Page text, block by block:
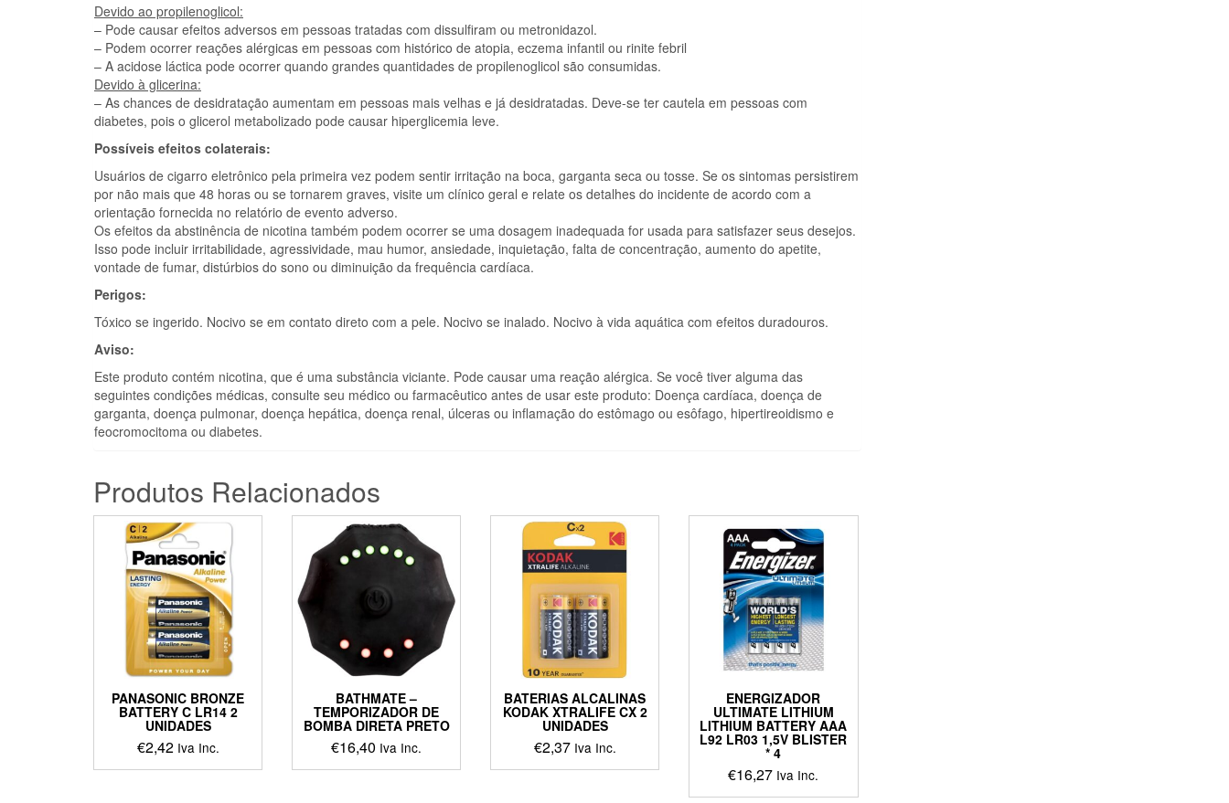
Devido ao propilenoglicol:
– Pode causar efeitos adversos em pessoas tratadas com dissulfiram ou metronidazol.
– Podem ocorrer reações alérgicas em pessoas com histórico de atopia, eczema infantil ou rinite febril
– A acidose láctica pode ocorrer quando grandes quantidades de propilenoglicol são consumidas.
Devido à glicerina:
– As chances de desidratação aumentam em pessoas mais velhas e já desidratadas. Deve-se ter cautela em pessoas com
diabetes, pois o glicerol metabolizado pode causar hiperglicemia leve.
Possíveis efeitos colaterais:
Usuários de cigarro eletrônico pela primeira vez podem sentir irritação na boca, garganta seca ou tosse. Se os sintomas persistirem
por não mais que 48 horas ou se tornarem graves, visite um clínico geral e relate os detalhes do incidente de acordo com a
orientação fornecida no relatório de evento adverso.
Os efeitos da abstinência de nicotina também podem ocorrer se uma dosagem inadequada for usada para satisfazer seus desejos.
Isso pode incluir irritabilidade, agressividade, mau humor, ansiedade, inquietação, falta de concentração, aumento do apetite,
vontade de fumar, distúrbios do sono ou diminuição da frequência cardíaca.
Perigos:
Tóxico se ingerido. Nocivo se em contato direto com a pele. Nocivo se inalado. Nocivo à vida aquática com efeitos duradouros.
Aviso:
Este produto contém nicotina, que é uma substância viciante. Pode causar uma reação alérgica. Se você tiver alguma das
seguintes condições médicas, consulte seu médico ou farmacêutico antes de usar este produto: Doença cardíaca, doença de
garganta, doença pulmonar, doença hepática, doença renal, úlceras ou inflamação do estômago ou esôfago, hipertireoidismo e
feocromocitoma ou diabetes.
Produtos Relacionados
PANASONIC BRONZE
BATTERY C LR14 2
UNIDADES
€2,42 Iva Inc.
BATHMATE –
TEMPORIZADOR DE
BOMBA DIRETA PRETO
€16,40 Iva Inc.
BATERIAS ALCALINAS
KODAK XTRALIFE CX 2
UNIDADES
€2,37 Iva Inc.
ENERGIZADOR
ULTIMATE LITHIUM
LITHIUM BATTERY AAA
L92 LR03 1,5V BLISTER
* 4
€16,27 Iva Inc.